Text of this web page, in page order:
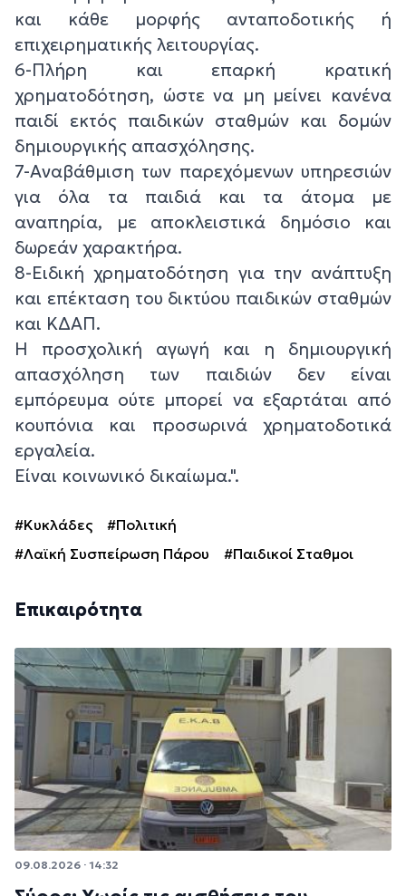
και κάθε μορφής ανταποδοτικής ή
επιχειρηματικής λειτουργίας.
6-Πλήρη και επαρκή κρατική
χρηματοδότηση, ώστε να μη μείνει κανένα
παιδί εκτός παιδικών σταθμών και δομών
δημιουργικής απασχόλησης.
7-Αναβάθμιση των παρεχόμενων υπηρεσιών
για όλα τα παιδιά και τα άτομα με
αναπηρία, με αποκλειστικά δημόσιο και
δωρεάν χαρακτήρα.
8-Ειδική χρηματοδότηση για την ανάπτυξη
και επέκταση του δικτύου παιδικών σταθμών
και ΚΔΑΠ.
Η προσχολική αγωγή και η δημιουργική
απασχόληση των παιδιών δεν είναι
εμπόρευμα ούτε μπορεί να εξαρτάται από
κουπόνια και προσωρινά χρηματοδοτικά
εργαλεία.
Είναι κοινωνικό δικαίωμα.".
#Κυκλάδες
#Πολιτική
#Λαϊκή Συσπείρωση Πάρου
#Παιδικοί Σταθμοι
Επικαιρότητα
09.08.2026 · 14:32